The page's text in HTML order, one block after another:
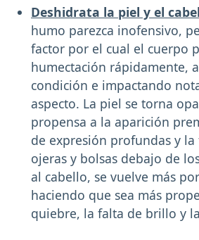
Deshidrata la piel y el
humo parezca inofensivo,
factor por el cual el cuerpo
humectación rápidamente,
condición e impactando
aspecto. La piel se torna
propensa a la aparición
de expresión profundas y
ojeras y bolsas debajo de
al cabello, se vuelve más
haciendo que sea más
quiebre, la falta de brillo y